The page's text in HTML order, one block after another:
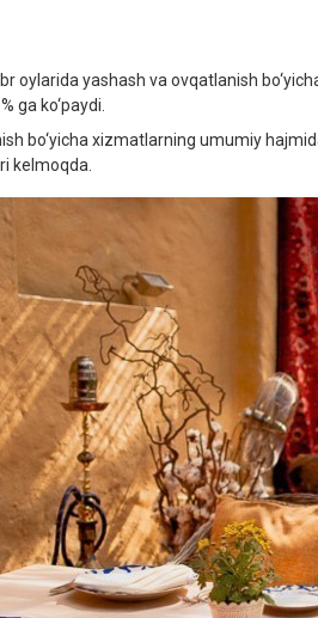
oylarida yashash va ovqatlanish
ga ko‘paydi.
bo‘yicha xizmatlarning umumiy
kelmoqda.